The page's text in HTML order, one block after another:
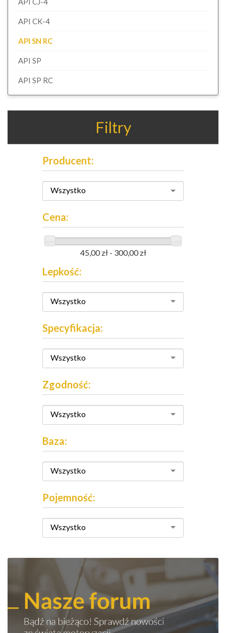
API CK-4
API SN RC
API SP
API SP RC
Filtry
Producent:
Wszystko
Cena:
45,00 zł - 300,00 zł
Lepkość:
Wszystko
Specyfikacja:
Wszystko
Zgodność:
Wszystko
Baza:
Wszystko
Pojemność:
Wszystko